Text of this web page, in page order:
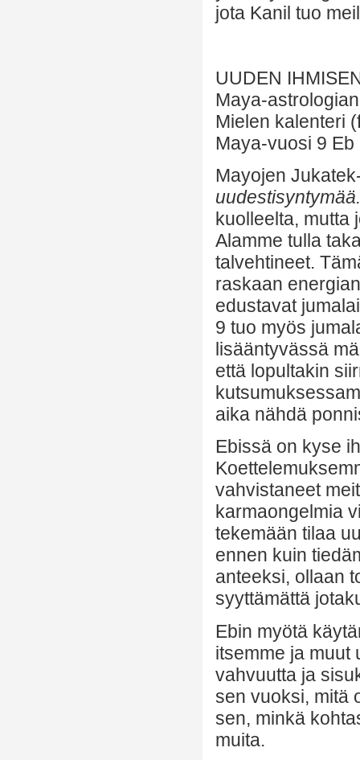
jota Kanil tuo
UUDEN
Maya-
Mielen kalenteri
Maya-vuosi 9
Mayojen
uudestisyntymää.
kuolleelta, mutta
Alamme tulla
talvehtineet.
raskaan
edustavat
9 tuo myös
lisääntyvässä
että lopultakin
aika nähdä
Ebissä on kyse
vahvistaneet
karmaongelmia
tekemään tilaa
ennen kuin
anteeksi, ollaan
syyttämättä
Ebin myötä
itsemme ja muut
vahvuutta ja
sen vuoksi, mitä
sen, minkä
muita.